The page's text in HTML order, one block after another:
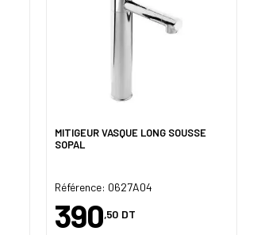
MITIGEUR VASQUE LONG SOUSSE
SOPAL
Référence: 0627A04
390,50 DT